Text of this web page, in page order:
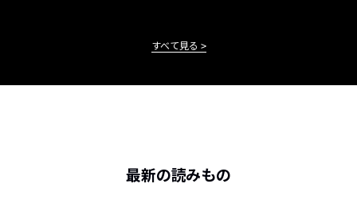
すべて見る
最新の読みもの